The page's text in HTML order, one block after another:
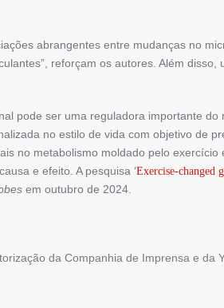
abrangentes entre mudanças no
reforçam os autores. Além
pode ser uma reguladora importante
no estilo de vida com objetivo de
no metabolismo moldado pelo
e efeito. A pesquisa ‘Exercise-changed
em outubro de 2024.
da Companhia de Imprensa e da